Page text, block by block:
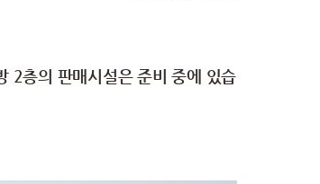
2층의 판매시설은 준비 중에 있습